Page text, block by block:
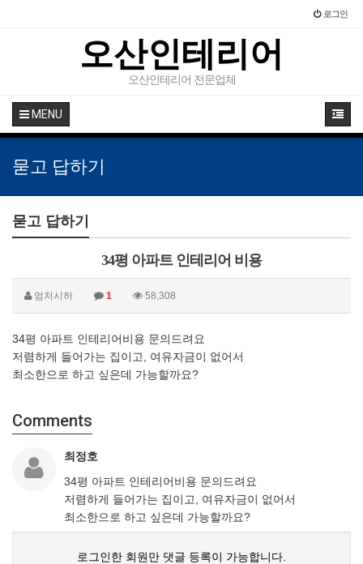
로그인
오산인테리어
오산인테리어 전문업체
MENU
묻고 답하기
묻고 답하기
34평 아파트 인테리어 비용
엄처시하 1 58,308
34평 아파트 인테리어비용 문의드려요
저렴하게 들어가는 집이고, 여유자금이 없어서
최소한으로 하고 싶은데 가능할까요?
Comments
최정호
34평 아파트 인테리어비용 문의드려요
저렴하게 들어가는 집이고, 여유자금이 없어서
최소한으로 하고 싶은데 가능할까요?
로그인한 회원만 댓글 등록이 가능합니다.